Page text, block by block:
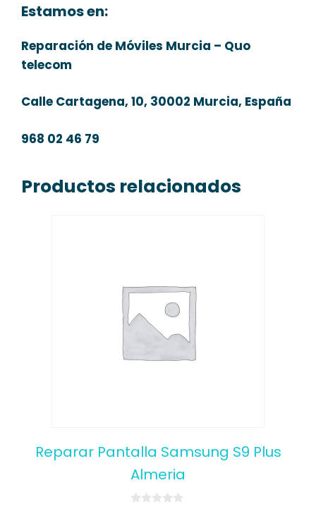
Estamos en:
Reparación de Móviles Murcia – Quo
telecom
Calle Cartagena, 10, 30002 Murcia, España
968 02 46 79
Productos relacionados
Reparar Pantalla Samsung S9 Plus
Almeria